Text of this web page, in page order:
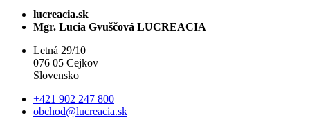
lucreacia.sk
Mgr. Lucia Gvuščová LUCREACIA
Letná 29/10
076 05 Cejkov
Slovensko
+421 902 247 800
obchod@lucreacia.sk